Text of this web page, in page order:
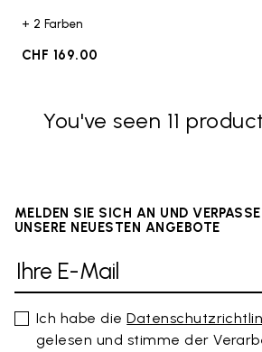
+ 2 Farben
CHF 169.00
You've seen 11
MELDEN SIE SICH AN UND
UNSERE NEUESTEN ANGEBOTE
Ich habe die
gelesen und stimme der